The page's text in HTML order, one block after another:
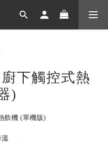
廚下觸控式熱
)
飲機 (單機版)
溫